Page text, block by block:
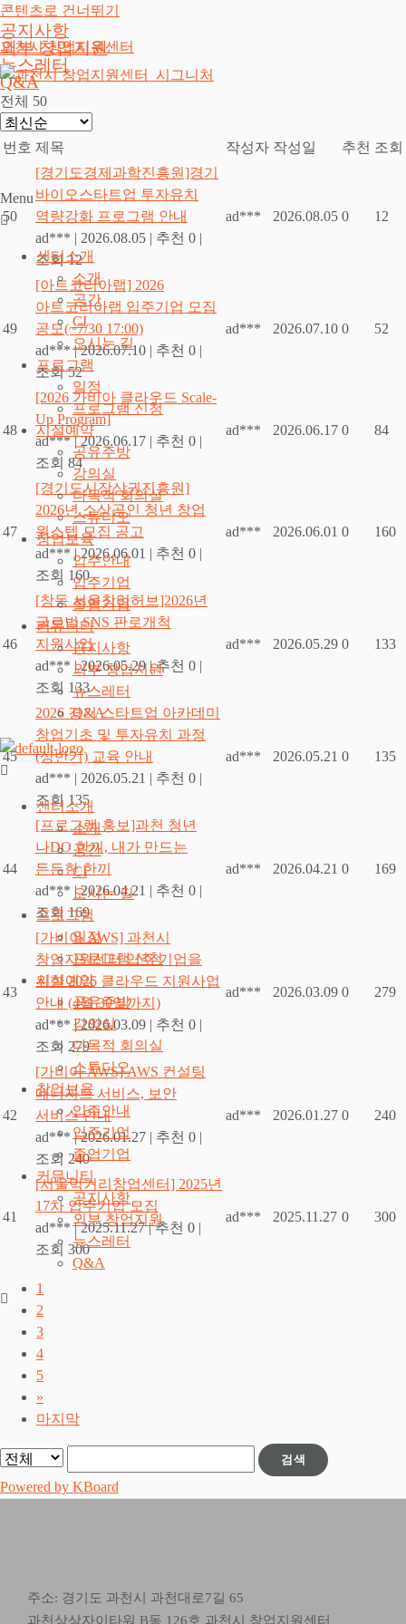
콘텐츠로 건너뛰기
과천시 창업지원센터
Menu
센터소개
소개
공간
CI
오시는 길
프로그램
일정
프로그램 신청
시설예약
공유주방
강의실
다목적 회의실
스튜디오
창업보육
입주안내
입주기업
졸업기업
커뮤니티
공지사항
외부 창업지원
뉴스레터
Q&A
센터소개
소개
공간
CI
오시는 길
프로그램
일정
프로그램 신청
시설예약
공유주방
강의실
다목적 회의실
스튜디오
창업보육
입주안내
입주기업
졸업기업
커뮤니티
공지사항
외부 창업지원
뉴스레터
Q&A
공지사항
외부 창업지원
뉴스레터
Q&A
전체 50
번호 제목 작성자 작성일 추천 조회
50
[경기도경제과학진흥원]경기
바이오스타트업 투자유치
역량강화 프로그램 안내
ad*** | 2026.08.05 | 추천 0 |
조회 12
ad*** 2026.08.05 0 12
49
[아트코리아랩] 2026
아트코리아랩 입주기업 모집
공모(~7/30 17:00)
ad*** | 2026.07.10 | 추천 0 |
조회 52
ad*** 2026.07.10 0 52
48
[2026 가비아 클라우드 Scale-
Up Program]
ad*** | 2026.06.17 | 추천 0 |
조회 84
ad*** 2026.06.17 0 84
47
[경기도시장상권진흥원]
2026년 소상공인 청년 창업
원스텝 모집 공고
ad*** | 2026.06.01 | 추천 0 |
조회 160
ad*** 2026.06.01 0 160
46
[창동 서울창업허브]2026년
글로벌 SNS 판로개척
지원사업
ad*** | 2026.05.29 | 추천 0 |
조회 133
ad*** 2026.05.29 0 133
45
2026 경기 스타트업 아카데미
창업기초 및 투자유치 과정
(상반기) 교육 안내
ad*** | 2026.05.21 | 추천 0 |
조회 135
ad*** 2026.05.21 0 135
44
[프로그램 홍보]과천 청년
나DO 한끼, 내가 만드는
든든한 한끼
ad*** | 2026.04.21 | 추천 0 |
조회 169
ad*** 2026.04.21 0 169
43
[가비아 AWS] 과천시
창업지원센터 입주 기업을
위한 2026 클라우드 지원사업
안내 (4월 30일까지)
ad*** | 2026.03.09 | 추천 0 |
조회 279
ad*** 2026.03.09 0 279
42
[가비아 AWS] AWS 컨설팅
매니지드 서비스, 보안
서비스 안내
ad*** | 2026.01.27 | 추천 0 |
조회 240
ad*** 2026.01.27 0 240
41
[서울먹거리창업센터] 2025년
17차 입주기업 모집
ad*** | 2025.11.27 | 추천 0 |
조회 300
ad*** 2025.11.27 0 300
1
2
3
4
5
»
마지막
검색
Powered by KBoard
주소: 경기도 과천시 과천대로7길 65
과천상상자이타워 B동 126호 과천시 창업지원센터